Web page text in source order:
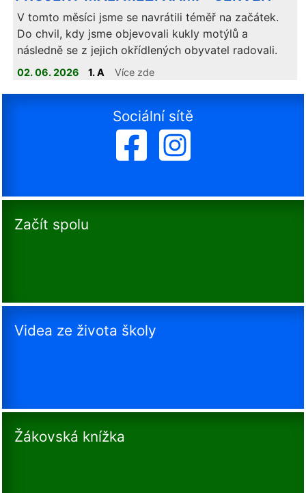
V tomto měsíci jsme se navrátili téměř na začátek.
Do chvil, kdy jsme objevovali kukly motýlů a
následně se z jejich okřídlených obyvatel radovali.
02. 06. 2026 1. A Více zde
Sociální sítě
Začít spolu
Videa ze života školy
Žákovská knížka